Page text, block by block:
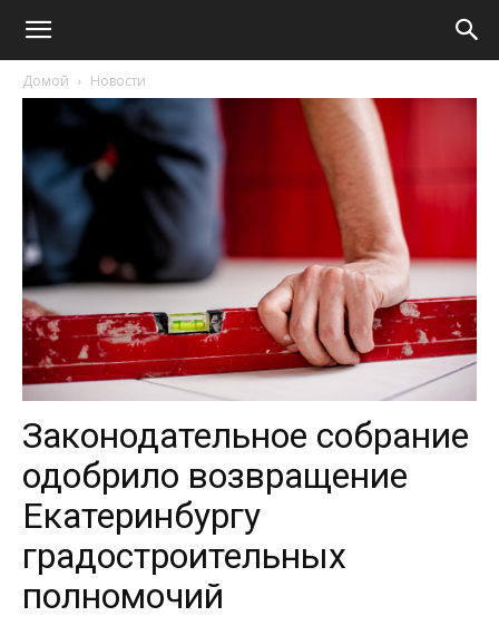
Домой Новости
Законодательное собрание
одобрило возвращение
Екатеринбургу
градостроительных
полномочий